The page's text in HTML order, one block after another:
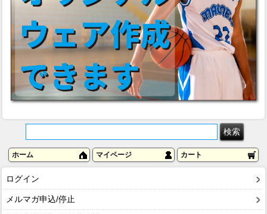
ホーム マイページ カート
ログイン
メルマガ申込/停止